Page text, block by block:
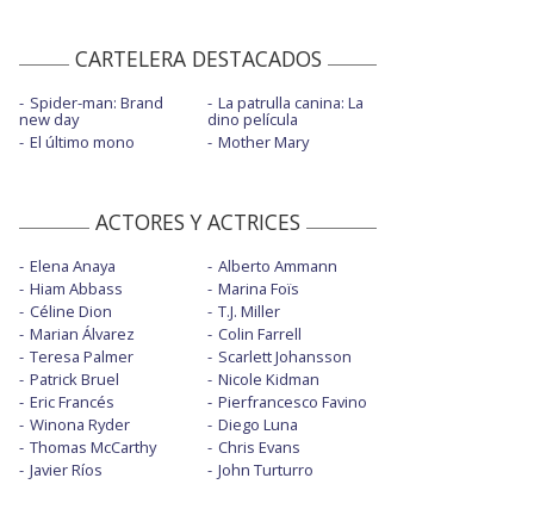
CARTELERA DESTACADOS
Spider-man: Brand
new day
El último mono
La patrulla canina: La
dino película
Mother Mary
ACTORES Y ACTRICES
Elena Anaya
Hiam Abbass
Céline Dion
Marian Álvarez
Teresa Palmer
Patrick Bruel
Eric Francés
Winona Ryder
Thomas McCarthy
Javier Ríos
Alberto Ammann
Marina Foïs
T.J. Miller
Colin Farrell
Scarlett Johansson
Nicole Kidman
Pierfrancesco Favino
Diego Luna
Chris Evans
John Turturro